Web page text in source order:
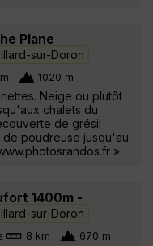
Plane
sur-Doron
1020 m
Neige ou plutôt
chalets du
de grésil
de poudreuse jusqu'au
»
1400m -
sur-Doron
8 km 670 m